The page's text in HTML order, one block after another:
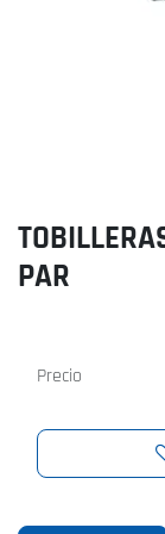
PAR
Precio